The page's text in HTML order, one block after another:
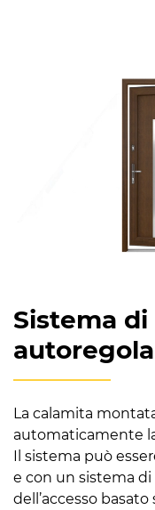
Sistema
La calamita
automaticamente
Il sistema può
e con un sistema
dell’accesso